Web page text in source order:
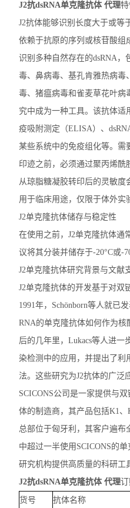
J2抗dsRNA单克隆抗体 代理
J2抗体能够识别长度大于或等
依赖于抗原的序列或核苷酸组
识别多种自然存在的dsRNA
毒、鼻病毒、基孔肯雅热病毒
毒、猪瘟病毒和雀麦草花叶病
究中成为一种工具。该抗体
疫吸附测定（ELISA）、
某些系统中的免疫组化等。需
印迹之前，必须通过聚丙烯酰
从琼脂糖凝胶转印后的灵敏度
用于临床用途，仅限于体外实
J2单克隆抗体储存与稳定性
在使用之前，J2单克隆抗体通
议将其分装并储存于-20°C或-
J2单克隆抗体研究背景与文献
J2单克隆抗体的开发基于对双
1991年，Schönborn等人就已
RNA的单克隆抗体如何作为
后的几年里，Lukacs等人进
染检测中的应用，并提出了利
法。这些研究为J2抗体的广泛
SCICONS公司是一家提供与
体的制造商，其产品包括K1、
总部位于匈牙利，其客户遍布
中超过一半使用SCICONS的
研究机构提供高质量的科研工
J2抗dsRNA单克隆抗体 代理
货号 抗体名称